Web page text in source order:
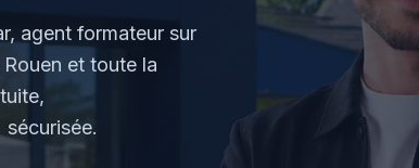
agent formateur sur
et toute la